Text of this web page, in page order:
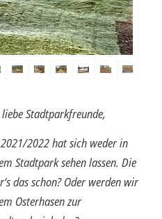
Stadtparkfreunde,
2022 hat sich weder in
Stadtpark sehen lassen. Die
das schon? Oder werden wir
Osterhasen zur